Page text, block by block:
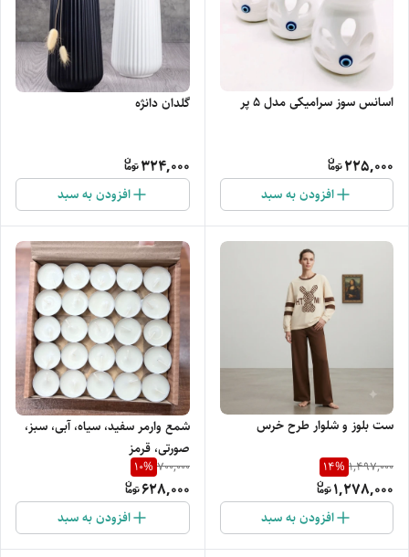
اسانس سوز سرامیکی مدل 5 پر
225,000
افزودن به سبد
گلدان دانژه
324,000
افزودن به سبد
ست بلوز و شلوار طرح خرس
1,497,000
14%
1,278,000
افزودن به سبد
شمع وارمر سفید، سیاه، آبی، سبز،
صورتی، قرمز
700,000
10%
628,000
افزودن به سبد